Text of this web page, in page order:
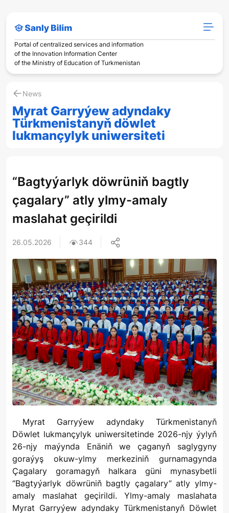
Portal of centralized services and information
of the Innovation Information Center
of the Ministry of Education of Turkmenistan
News
Myrat Garryýew adyndaky
Türkmenistanyň döwlet
lukmançylyk uniwersiteti
“Bagtyýarlyk döwrüniň bagtly
çagalary” atly ylmy-amaly
maslahat geçirildi
26.05.2026 344
Myrat Garryýew adyndaky Türkmenistanyň
Döwlet lukmançylyk uniwersitetinde 2026-njy ýylyň
26-njy maýynda Enäniň we çaganyň saglygyny
goraýyş okuw-ylmy merkeziniň gurnamagynda
Çagalary goramagyň halkara güni mynasybetli
“Bagtyýarlyk döwrüniň bagtly çagalary” atly ylmy-
amaly maslahat geçirildi. Ylmy-amaly maslahata
Myrat Garryýew adyndaky Türkmenistanyň Döwlet